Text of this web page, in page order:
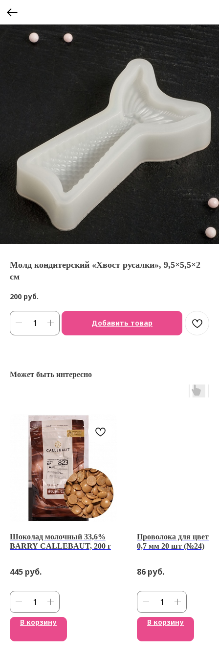
Молд кондитерский «Хвост русалки», 9,5×5,5×2
см
200 руб.
Добавить товар
Может быть интересно
Шоколад молочный 33,6%
BARRY CALLEBAUT, 200 г
445 руб.
В корзину
Проволока для цветов
0,7 мм 20 шт (№24)
86 руб.
В корзину